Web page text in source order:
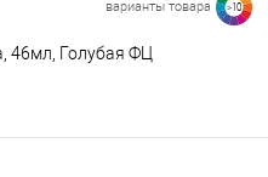
варианты товара >10
46мл, Голубая ФЦ